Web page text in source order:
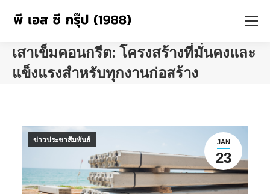
เสาเข็มคอนกรีต: โครงสร้างที่มั่นคงและ
แข็งแรงสำหรับทุกงานก่อสร้าง
JAN
23
ข่าวประชาสัมพันธ์